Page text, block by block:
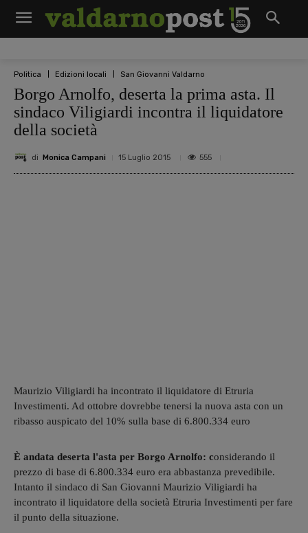
Politica Edizioni locali San Giovanni Valdarno
Borgo Arnolfo, deserta la prima asta. Il
sindaco Viligiardi incontra il liquidatore
della società
di Monica Campani 15 Luglio 2015 555
Maurizio Viligiardi ha incontrato il liquidatore di Etruria
Investimenti. Ad ottobre dovrebbe tenersi la nuova asta con un
ribasso auspicato del 10% sulla base di 6.800.334 euro
È andata deserta l'asta per Borgo Arnolfo: considerando il
prezzo di base di 6.800.334 euro era abbastanza prevedibile.
Intanto il sindaco di San Giovanni Maurizio Viligiardi ha
incontrato il liquidatore della società Etruria Investimenti per fare
il punto della situazione.